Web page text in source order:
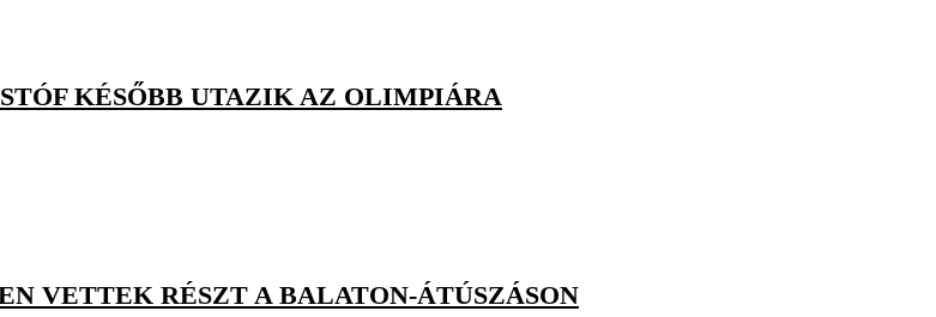
KÉSŐBB UTAZIK AZ OLIMPIÁRA
VETTEK RÉSZT A BALATON-ÁTÚSZÁSON